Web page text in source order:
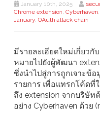
January 10th, 2025
Chrome extension, Cyberhaven,
January, OAuth attack chain
มีรายละเอียดใหม่เกี่ยว
หมายไปยังผู้พัฒนา
ซึ่งนำไปสู่การถูกเจาะข้อ
รายการ เพื่อแทรกโค้ด
ถึง extension จากบริษั
อย่าง Cyberhaven ด้วย